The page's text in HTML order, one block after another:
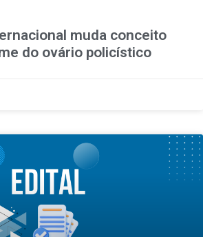
muda conceito
do ovário policístico